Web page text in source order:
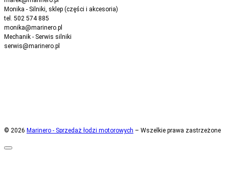
Monika - Silniki, sklep (części i akcesoria)
tel. 502 574 885
monika@marinero.pl
Mechanik - Serwis silniki
serwis@marinero.pl
© 2026 Marinero - Sprzedaż łodzi motorowych – Wszelkie prawa zastrzeżone